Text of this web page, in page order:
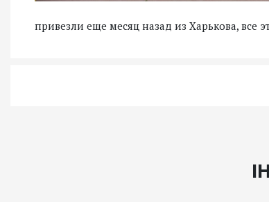
привезли еще месяц назад из Харькова, все